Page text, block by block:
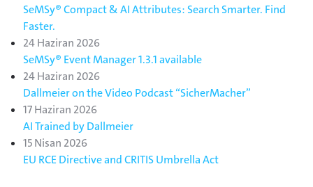
SeMSy® Compact & AI Attributes: Search Smarter. Find
Faster.
24 Haziran 2026
SeMSy® Event Manager 1.3.1 available
24 Haziran 2026
Dallmeier on the Video Podcast “SicherMacher”
17 Haziran 2026
AI Trained by Dallmeier
15 Nisan 2026
EU RCE Directive and CRITIS Umbrella Act